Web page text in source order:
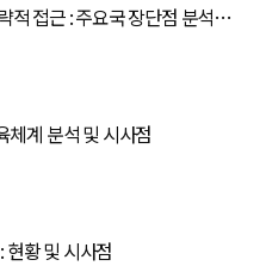
적 접근 : 주요국 장단점 분석을
체계 분석 및 시사점
현황 및 시사점